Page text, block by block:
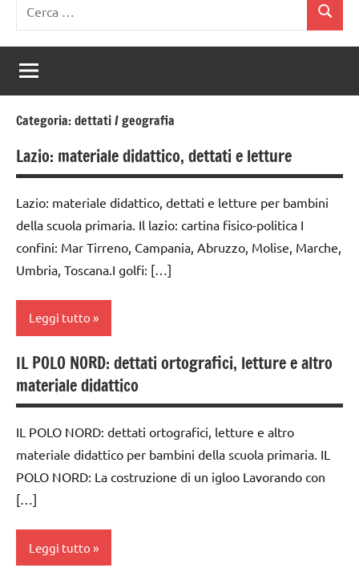
per:
Cerca
Categoria:dettati / geografia
Lazio: materiale didattico, dettati e letture
Lazio: materiale didattico, dettati e letture per bambini
della scuola primaria. Il lazio: cartina fisico-politica I
confini: Mar Tirreno, Campania, Abruzzo, Molise, Marche,
Umbria, Toscana.I golfi: […]
Leggi tutto
classe
5a
6
anni
dettati /
geografia
ortografici
IL POLO NORD: dettati ortografici, letture e altro
materiale didattico
IL POLO NORD: dettati ortografici, letture e altro
materiale didattico per bambini della scuola primaria. IL
POLO NORD: La costruzione di un igloo Lavorando con
[…]
Leggi tutto